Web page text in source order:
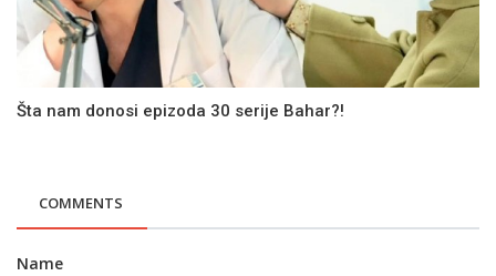
Šta nam donosi epizoda 30 serije Bahar?!
COMMENTS
Name